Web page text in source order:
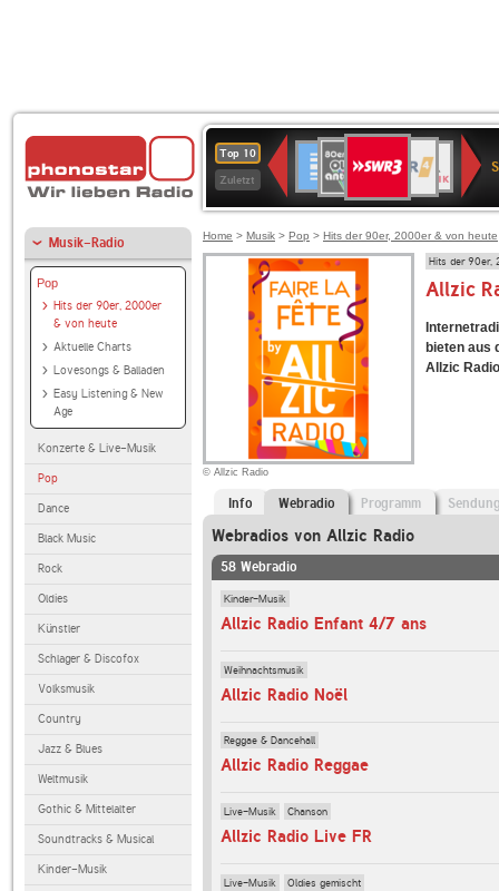
Top 10
Zuletzt
Deutschlandfunk
80er
90er
OLDIE
ANTENNE
4
KLASSIK
SWR
Kultur
NDR
2
Musik-Radio
Pop
Hits der 90er, 2000er
& von heute
Aktuelle Charts
Lovesongs & Balladen
Easy Listening & New
Age
Konzerte & Live-Musik
Pop
Dance
Black Music
Rock
Oldies
Künstler
Schlager & Discofox
Volksmusik
Country
Jazz & Blues
Weltmusik
Gothic & Mittelalter
Soundtracks & Musical
Kinder-Musik
Home > Musik > Pop > Hits der 90er, 2000er & von heute
© Allzic Radio
Hits der 90er,
Allzic
bieten aus
Allzic
Info Webradio Programm
Webradios von Allzic Radio
58 Webradio
Kinder-Musik
Allzic Radio Enfant 4/7 ans
Weihnachtsmusik
Allzic Radio Noël
Reggae & Dancehall
Allzic Radio Reggae
Live-Musik Chanson
Allzic Radio Live FR
Live-Musik Oldies gemischt